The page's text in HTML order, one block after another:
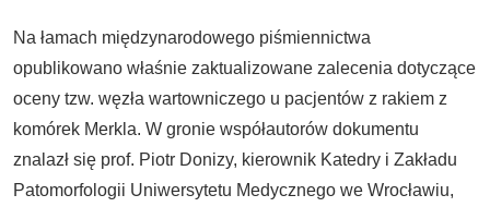
Na łamach międzynarodowego piśmiennictwa
opublikowano właśnie zaktualizowane zalecenia dotyczące
oceny tzw. węzła wartowniczego u pacjentów z rakiem z
komórek Merkla. W gronie współautorów dokumentu
znalazł się prof. Piotr Donizy, kierownik Katedry i Zakładu
Patomorfologii Uniwersytetu Medycznego we Wrocławiu,